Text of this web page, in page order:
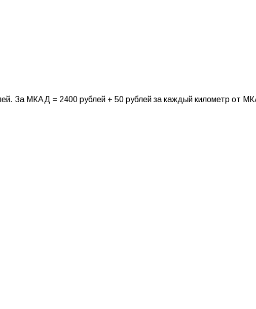
За МКАД = 2400 рублей + 50 рублей за каждый километр от